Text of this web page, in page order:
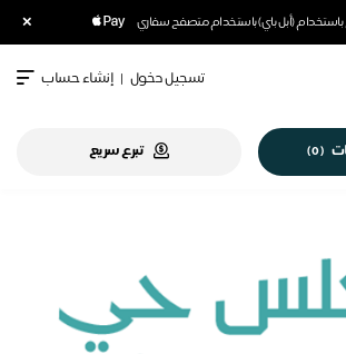
باستخدام (أبل باي) باستخدام متصفح سفاري ×
تسجيل دخول | إنشاء حساب
(
0
) تبرع سريع